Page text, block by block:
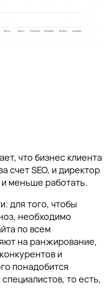
что бизнес клиента
счет SEO, и директор
меньше работать.
для того, чтобы
необходимо
по всем
на ранжирование,
и
понадобится
то есть,